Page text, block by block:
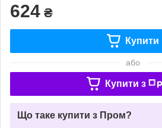
624 ₴
Купити
або
Купити з
Що таке купити з Пром?